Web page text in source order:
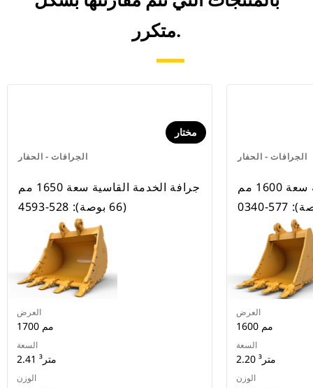
متكرر.
الجرافات - الحفار
مختار
جرافة الخدمة القاسية سعة 1650 مم
(66 بوصة): 528-4593
العرض
1700 مم
السعة
2.41 متر³
الوزن
الجرافات - الحفار
جرافة الخدمة القاسية سعة 1600 مم
العرض
1600 مم
السعة
2.20 متر³
الوزن